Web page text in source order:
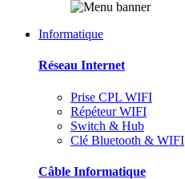
Informatique
Réseau Internet
Prise CPL WIFI
Répéteur WIFI
Switch & Hub
Clé Bluetooth & WIFI
Câble Informatique